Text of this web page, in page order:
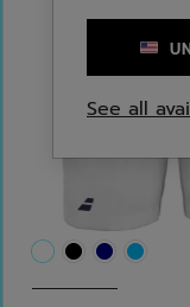
See all